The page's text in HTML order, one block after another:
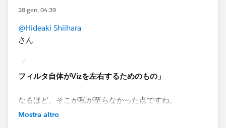
す。パラメータやLODなどはシート上で表現される前に
私が回答できるのはここまでとなります。
ません。
少しでもお役に立てれば幸いです。
28 gen, 04:39
@Hideaki Shiihara
さん
「
フィルタ自体がVizを左右するためのもの」
なるほど、そこが私が至らなかった点ですね。
Mostra altro